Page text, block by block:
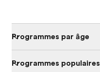
Programmes par âge
Programmes populaires